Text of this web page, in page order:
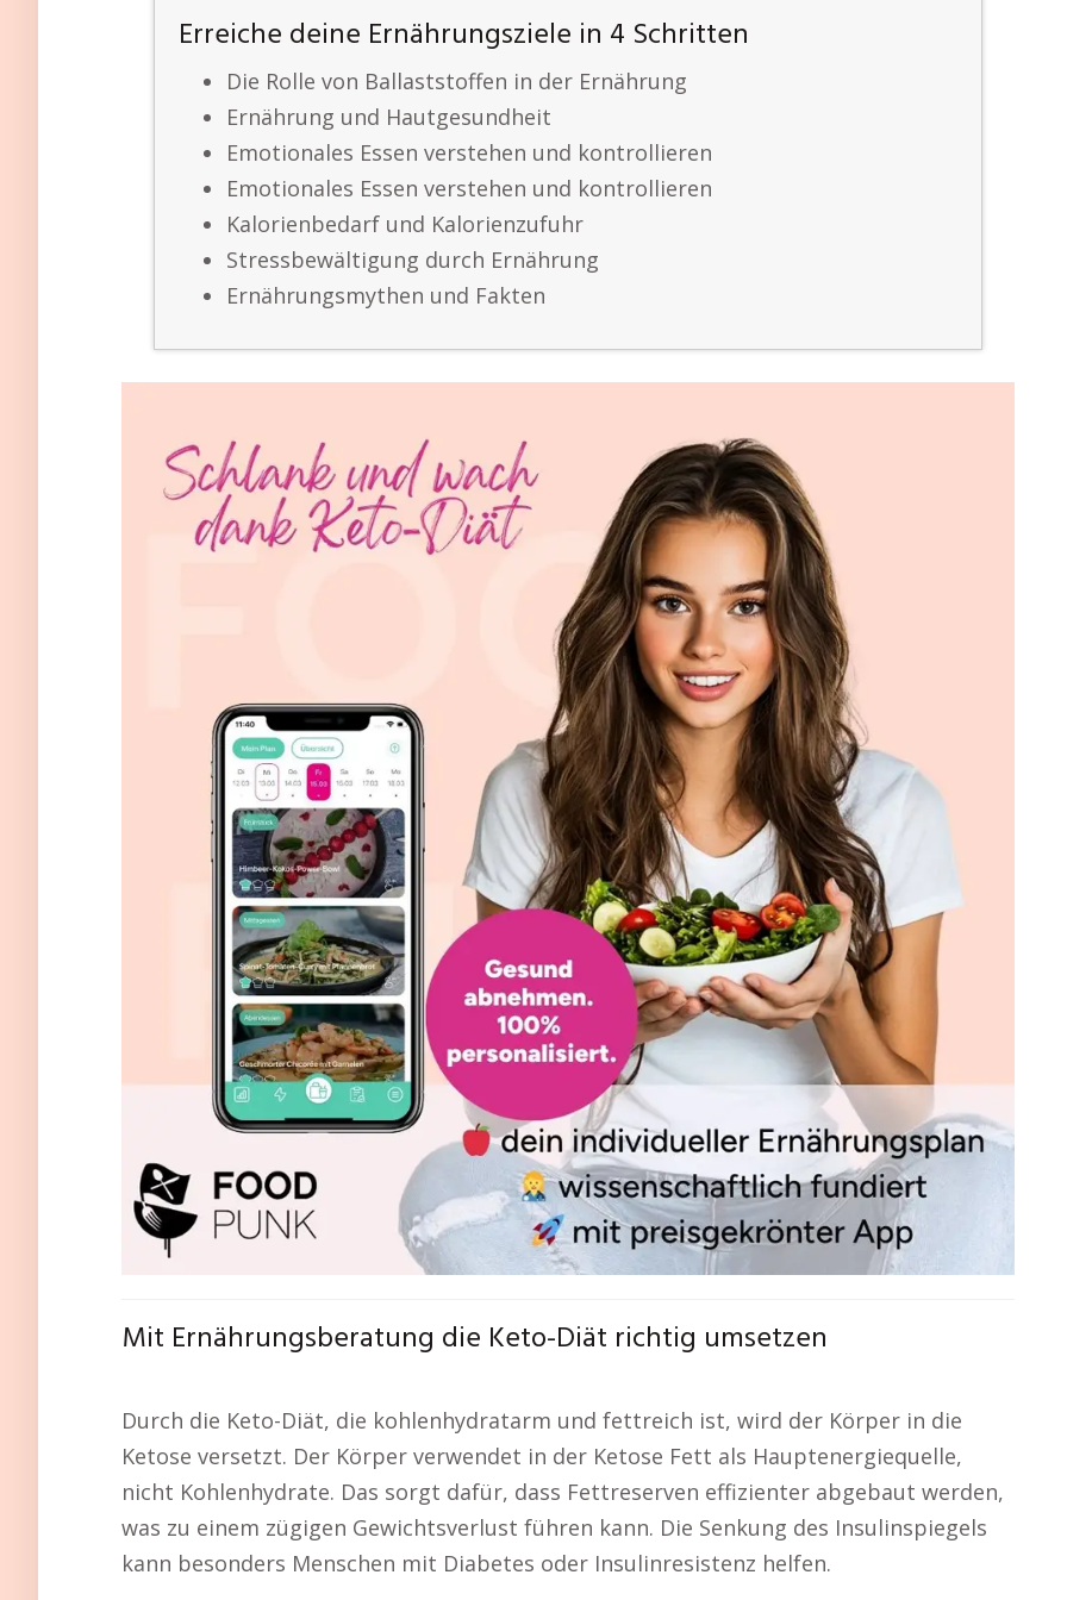
Erreiche deine Ernährungsziele in 4 Schritten
Die Rolle von Ballaststoffen in der Ernährung
Ernährung und Hautgesundheit
Emotionales Essen verstehen und kontrollieren
Emotionales Essen verstehen und kontrollieren
Kalorienbedarf und Kalorienzufuhr
Stressbewältigung durch Ernährung
Ernährungsmythen und Fakten
Mit Ernährungsberatung die Keto-Diät richtig umsetzen
Durch die Keto-Diät, die kohlenhydratarm und fettreich ist, wird der Körper in die
Ketose versetzt. Der Körper verwendet in der Ketose Fett als Hauptenergiequelle,
nicht Kohlenhydrate. Das sorgt dafür, dass Fettreserven effizienter abgebaut werden,
was zu einem zügigen Gewichtsverlust führen kann. Die Senkung des Insulinspiegels
kann besonders Menschen mit Diabetes oder Insulinresistenz helfen.